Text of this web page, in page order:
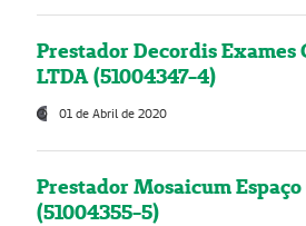
Prestador Decordis Exames
LTDA (51004347-4)
01 de Abril de 2020
Prestador Mosaicum
(51004355-5)